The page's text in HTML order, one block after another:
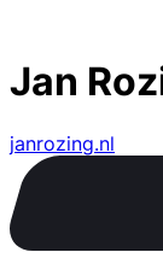
Jan
janrozing.nl